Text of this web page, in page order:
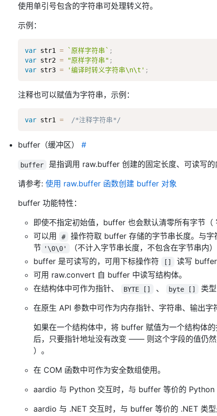
使用单引号包含的字符串可处理转义符。
示例：
var str1 = `原样字符串` ;
var str2 = "原样字符串" ;
var str3 = '编译时转义字符串\n\t' ;
注释也可以赋值为字符串，示例：
var str1 = /*注释字符串*/
buffer（缓冲区） #
buffer
是指调用 raw.buffer 创建的固定长度、可读写
请参考: 使用 raw.buffer 函数创建 buffer 对象
buffer 功能特性：
即使不指定初始值，buffer 也会默认清零所有字节（
可以用
#
操作符取 buffer 存储的字节串长度。与
节 '\0\0'
（不计入字节串长度，不包含在字节串内
buffer 是可读写的，可用下标操作符
[]
读写
可用 raw.convert 自 buffer 中读写结构体。
在结构体中可作为指针、
BYTE [] 、 byte []
类
在原生 API 参数中可作为内存指针、字符串、输出字
如果在一个结构体中，将 buffer 赋值为一个结构体
后，只要指针地址没有改变 —— 则这个字段的值仍
）。
在 COM 函数中可作为安全数组使用。
aardio 与 Python 交互时，与 buffer 等价的
aardio 与 .NET 交互时，与 buffer 等价的 .NET 类